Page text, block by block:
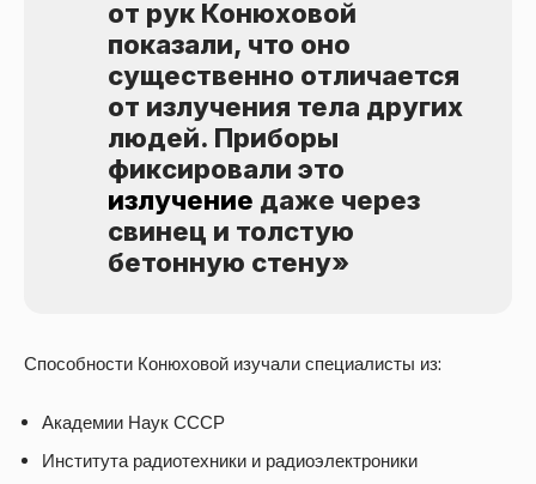
от рук Конюховой
показали, что оно
существенно отличается
от излучения тела других
людей. Приборы
фиксировали это
излучение даже через
свинец и толстую
бетонную стену»
Способности Конюховой изучали специалисты из:
Академии Наук СССР
Института радиотехники и радиоэлектроники